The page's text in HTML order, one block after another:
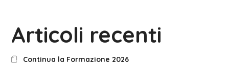
Articoli recenti
Continua la Formazione 2026